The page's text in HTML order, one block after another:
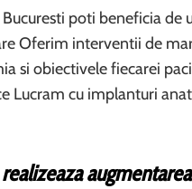
poti beneficia de
Oferim interventii de
si obiectivele fiecarei
Lucram cu implanturi